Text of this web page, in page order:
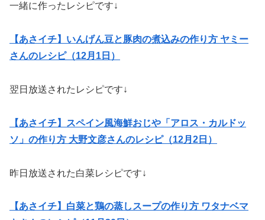
一緒に作ったレシピです↓
【あさイチ】いんげん豆と豚肉の煮込みの作り方 ヤミー
さんのレシピ（12月1日）
翌日放送されたレシピです↓
【あさイチ】スペイン風海鮮おじや「アロス・カルドッ
ソ」の作り方 大野文彦さんのレシピ（12月2日）
昨日放送された白菜レシピです↓
【あさイチ】白菜と鶏の蒸しスープの作り方 ワタナベマ